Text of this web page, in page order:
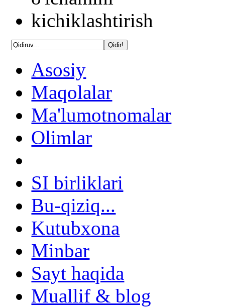
Asosiy
Maqolalar
Ma'lumotnomalar
Olimlar
SI birliklari
Bu-qiziq...
Kutubxona
Minbar
Sayt haqida
Muallif & blog